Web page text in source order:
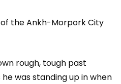
the Ankh-Morpork City
rough, tough past
was standing up in when